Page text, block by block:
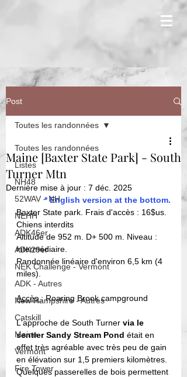
Post
Toutes les randonnées
Listes
NH48
52WAV - NH
NEHH
ADK46er
ADK29er
NEK Challenge - Vermont
ADK - Autres
New Hampshire - Autres
Catskill
Maine
Vermont
Fire Tower
Toutes les randonnées
Maine [Baxter State Park] - South
Turner Mtn
Dernière mise à jour : 7 déc. 2025
* English version at the bottom.
Baxter State park. Frais d'accès : 16$us.
Chiens interdits
Altitude de 952 m. D+ 500 m. Niveau :
intermédiaire.
Randonnée linéaire d'environ 6,5 km (4
miles).
Accès : Roaring Brook campground
L'approche de South Turner via le
sentier Sandy Stream Pond était en
effet très agréable avec très peu de gain
en élévation sur 1,5 premiers kilomètres.
Quelques passerelles de bois permettent